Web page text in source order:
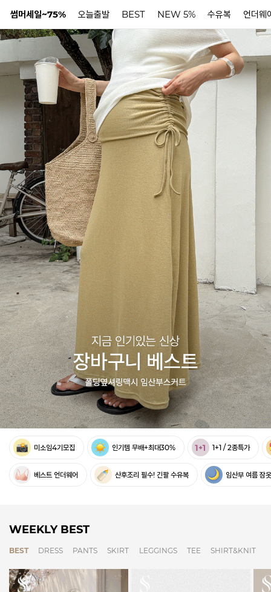
썸머세일~75% 오늘출발 BEST NEW 5% 수유복 언더웨
미소임4기모집 인기템 무배+최대30% 1+1 / 2종특가
베스트 언더웨어 산후조리 필수! 긴팔 수유복 임산부 여름 잠옷
WEEKLY BEST
BEST DRESS PANTS SKIRT LEGGINGS TEE SHIRT&KNIT